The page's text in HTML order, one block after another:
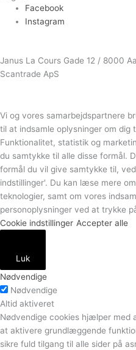
Facebook
Instagram
Janus La Cours Gade 12 / 8000
Scantrade ApS
Vi og vores samarbejdspartnere
til at indsamle oplysninger om dig
Funktionalitet, statistik og
du samtykke til alle disse formål.
formål du vil give samtykke til,
indstillinger'. Du kan læse mere
teknologier, samt om vores
personoplysninger ved at trykke
Cookie indstillinger Accepter alle
Luk
Nødvendige
Nødvendige
Altid aktiveret
Nødvendige cookies hjælper med
at aktivere grundlæggende
sikre fuld tilgang til alle sider på